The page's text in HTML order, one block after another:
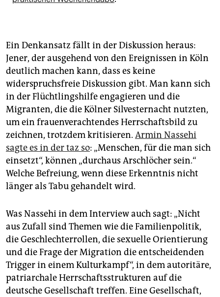
Ein Denkansatz fällt in der Diskussion heraus:
Jener, der ausgehend von den Ereignissen in Köln
deutlich machen kann, dass es keine
widerspruchsfreie Diskussion gibt. Man kann sich
in der Flüchtlingshilfe engagieren und die
Migranten, die die Kölner Silvesternacht nutzten,
um ein frauenverachtendes Herrschaftsbild zu
zeichnen, trotzdem kritisieren. Armin Nassehi
sagte es in der taz so: „Menschen, für die man sich
einsetzt“, können „durchaus Arschlöcher sein.“
Welche Befreiung, wenn diese Erkenntnis nicht
länger als Tabu gehandelt wird.
Was Nassehi in dem Interview auch sagt: „Nicht
aus Zufall sind Themen wie die Familienpolitik,
die Geschlechterrollen, die sexuelle Orientierung
und die Frage der Migration die entscheidenden
Trigger in einem Kulturkampf“, in dem autoritäre,
patriarchale Herrschaftsstrukturen auf die
deutsche Gesellschaft treffen. Eine Gesellschaft,